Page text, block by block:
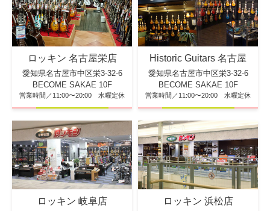
ロッキン 名古屋栄店
愛知県名古屋市中区栄3-32-6
BECOME SAKAE 10F
営業時間／11:00〜20:00 水曜定休
Historic Guitars 名古屋
愛知県名古屋市中区栄3-32-6
BECOME SAKAE 10F
営業時間／11:00〜20:00 水曜定休
ロッキン 岐阜店 ロッキン 浜松店